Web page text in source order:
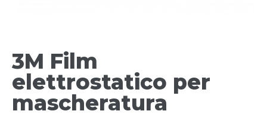
3M Film
elettrostatico per
mascheratura